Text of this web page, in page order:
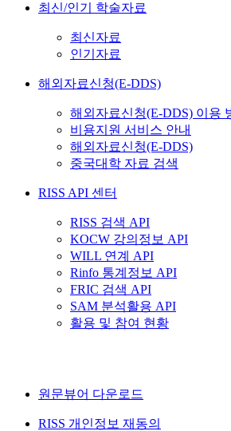
최신/인기 학술자료
최신자료
인기자료
해외자료신청(E-DDS)
해외자료신청(E-DDS) 이용
비용지원 서비스 안내
해외자료신청(E-DDS)
중국대학 자료 검색
RISS API 센터
RISS 검색 API
KOCW 강의정보 API
WILL 연계 API
Rinfo 통계정보 API
FRIC 검색 API
SAM 분석활용 API
활용 및 참여 현황
원문뷰어 다운로드
RISS 개인정보 재동의